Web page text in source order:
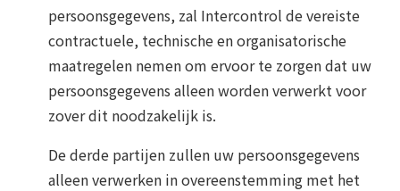
persoonsgegevens, zal Intercontrol de vereiste
contractuele, technische en organisatorische
maatregelen nemen om ervoor te zorgen dat uw
persoonsgegevens alleen worden verwerkt voor
zover dit noodzakelijk is.
De derde partijen zullen uw persoonsgegevens
alleen verwerken in overeenstemming met het